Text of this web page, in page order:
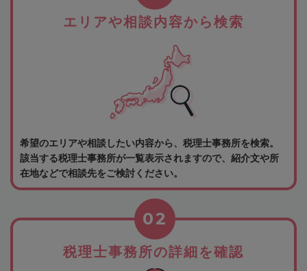
エリアや相談内容から検索
希望のエリアや相談したい内容から、税理士事務所を検索。
該当する税理士事務所が一覧表示されますので、紹介文や所
在地などで相談先をご検討ください。
税理士事務所の詳細を確認
02